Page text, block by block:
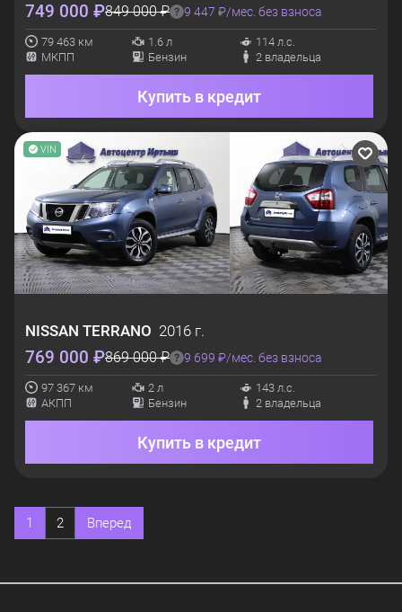
749 000 ₽849 000 ₽ 9 447 ₽/мес. без взноса
79 463 км 1.6 л
114 л.с.
МКПП
Бензин 2 владельца
Купить в кредит
VIN
NISSAN TERRANO 2016 г.
769 000 ₽869 000 ₽ 9 699 ₽/мес. без взноса
97 367 км 2 л
143 л.с.
АКПП
Бензин 2 владельца
Купить в кредит
1 2 Вперед